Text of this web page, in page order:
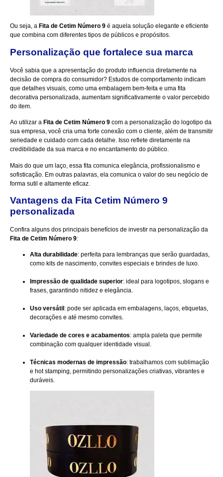
Ou seja, a Fita de Cetim Número 9 é aquela solução elegante e eficiente
que combina com diferentes tipos de públicos e propósitos.
Personalização que fortalece sua marca
Você sabia que a apresentação do produto influencia diretamente na
decisão de compra do consumidor? Estudos de comportamento indicam
que detalhes visuais, como uma embalagem bem-feita e uma fita
decorativa personalizada, aumentam significativamente o valor percebido
do item.
Ao utilizar a Fita de Cetim Número 9 com a personalização do logotipo da
sua empresa, você cria uma forte conexão com o cliente, além de transmitir
seriedade e cuidado com cada detalhe. Isso reflete diretamente na
credibilidade da sua marca e no encantamento do público.
Mais do que um laço, essa fita comunica elegância, profissionalismo e
sofisticação. Em outras palavras, ela comunica o valor do seu negócio de
forma sutil e altamente eficaz.
Vantagens da Fita Cetim Número 9
personalizada
Confira alguns dos principais benefícios de investir na personalização da
Fita de Cetim Número 9:
Alta durabilidade: perfeita para lembranças que serão guardadas,
como kits de nascimento, convites especiais e brindes de luxo.
Impressão de qualidade superior: ideal para logotipos, slogans e
frases, garantindo nitidez e elegância.
Uso versátil : pode ser aplicada em embalagens, laços, etiquetas,
decorações e até mesmo convites.
Variedade de cores e acabamentos: ampla paleta que permite
combinação com qualquer identidade visual.
Técnicas modernas de impressão: trabalhamos com sublimação
e hot stamping, permitindo personalizações criativas, vibrantes e
duráveis.